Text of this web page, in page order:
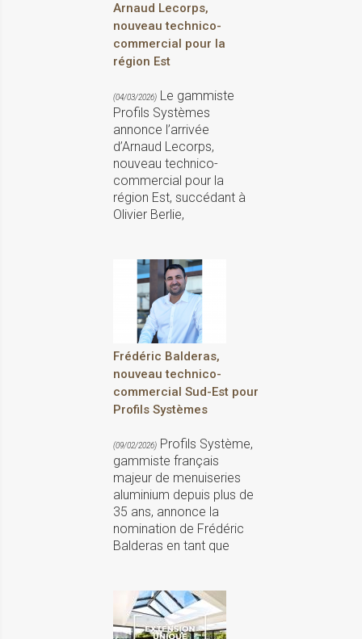
Arnaud Lecorps,
nouveau technico-
commercial pour la
région Est
(04/03/2026) Le gammiste
Profils Systèmes
annonce l’arrivée
d’Arnaud Lecorps,
nouveau technico-
commercial pour la
région Est, succédant à
Olivier Berlie,
Frédéric Balderas,
nouveau technico-
commercial Sud-Est pour
Profils Systèmes
(09/02/2026) Profils Système,
gammiste français
majeur de menuiseries
aluminium depuis plus de
35 ans, annonce la
nomination de Frédéric
Balderas en tant que